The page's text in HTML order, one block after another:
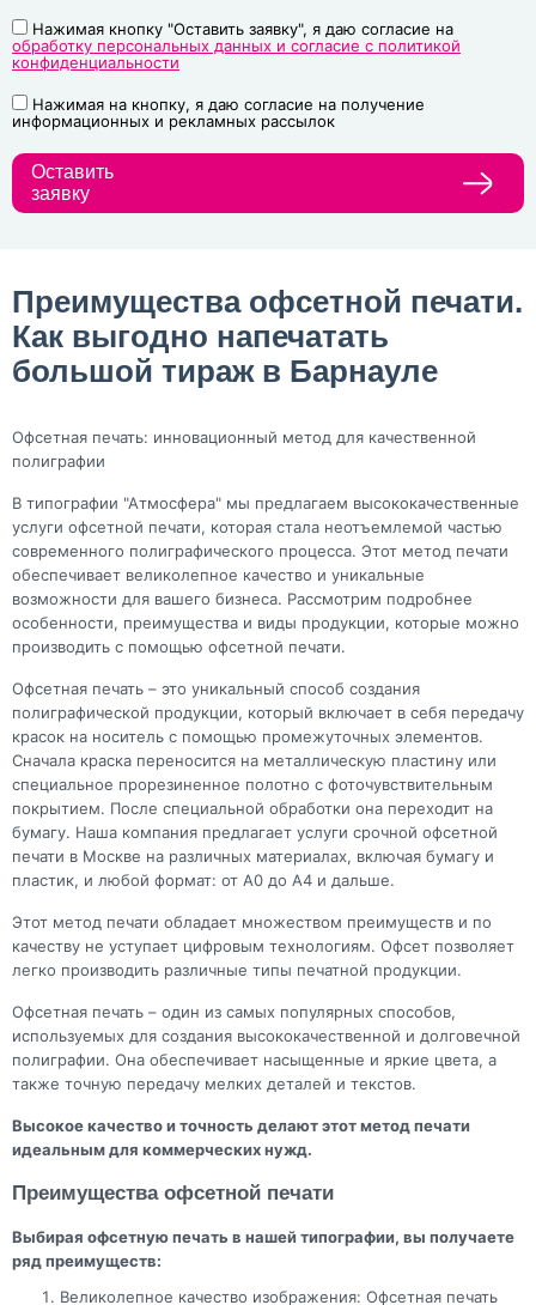
Нажимая кнопку "Оставить заявку", я даю согласие на
обработку персональных данных и согласие с политикой
конфиденциальности
Нажимая на кнопку, я даю согласие на получение
информационных и рекламных рассылок
Оставить
заявку
Преимущества офсетной печати.
Как выгодно напечатать
большой тираж в Барнауле
Офсетная печать: инновационный метод для качественной
полиграфии
В типографии "Атмосфера" мы предлагаем высококачественные
услуги офсетной печати, которая стала неотъемлемой частью
современного полиграфического процесса. Этот метод печати
обеспечивает великолепное качество и уникальные
возможности для вашего бизнеса. Рассмотрим подробнее
особенности, преимущества и виды продукции, которые можно
производить с помощью офсетной печати.
Офсетная печать – это уникальный способ создания
полиграфической продукции, который включает в себя передачу
красок на носитель с помощью промежуточных элементов.
Сначала краска переносится на металлическую пластину или
специальное прорезиненное полотно с фоточувствительным
покрытием. После специальной обработки она переходит на
бумагу. Наша компания предлагает услуги срочной офсетной
печати в Москве на различных материалах, включая бумагу и
пластик, и любой формат: от А0 до А4 и дальше.
Этот метод печати обладает множеством преимуществ и по
качеству не уступает цифровым технологиям. Офсет позволяет
легко производить различные типы печатной продукции.
Офсетная печать – один из самых популярных способов,
используемых для создания высококачественной и долговечной
полиграфии. Она обеспечивает насыщенные и яркие цвета, а
также точную передачу мелких деталей и текстов.
Высокое качество и точность делают этот метод печати
идеальным для коммерческих нужд.
Преимущества офсетной печати
Выбирая офсетную печать в нашей типографии, вы получаете
ряд преимуществ:
Великолепное качество изображения: Офсетная печать